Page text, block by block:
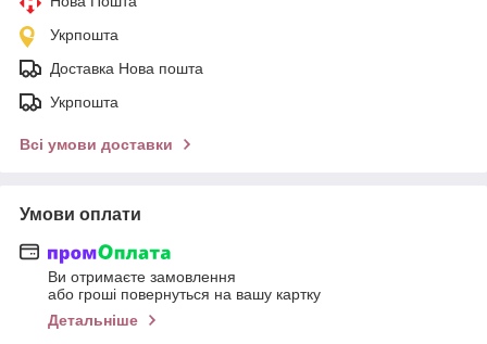
Укрпошта
Доставка Нова пошта
Укрпошта
Всі умови доставки
Умови оплати
Ви отримаєте замовлення
або гроші повернуться на вашу картку
Детальніше